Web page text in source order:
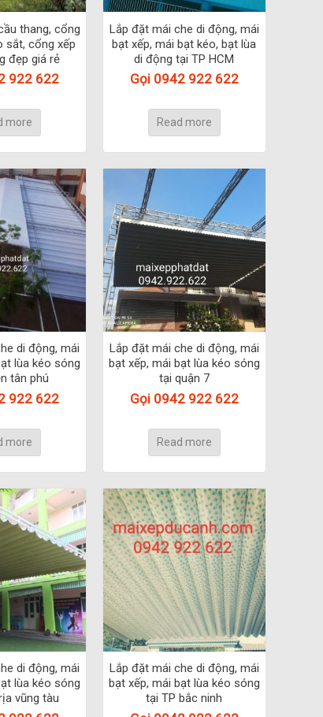
thang, cổng
sắt, cổng xếp
đẹp giá rẻ
922 622
more
Lắp đặt mái che di động, mái
bạt xếp, mái bạt kéo, bạt lùa
di động tại TP HCM
Gọi 0942 922 622
Read more
di động, mái
lùa kéo sóng
tân phú
922 622
more
Lắp đặt mái che di động, mái
bạt xếp, mái bạt lùa kéo sóng
tại quận 7
Gọi 0942 922 622
Read more
di động, mái
lùa kéo sóng
vũng tàu
Lắp đặt mái che di động, mái
bạt xếp, mái bạt lùa kéo sóng
tại TP bắc ninh